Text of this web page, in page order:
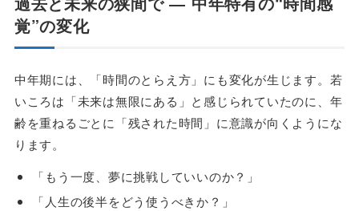
覚”の変化
中年期には、「時間のとらえ方」にも変化が生じます。若
いころは「未来は無限にある」と感じられていたのに、年
齢を重ねるごとに「残された時間」に意識が向くようにな
ります。
「もう一度、夢に挑戦していいのか？」
「人生の後半をどう使うべきか？」